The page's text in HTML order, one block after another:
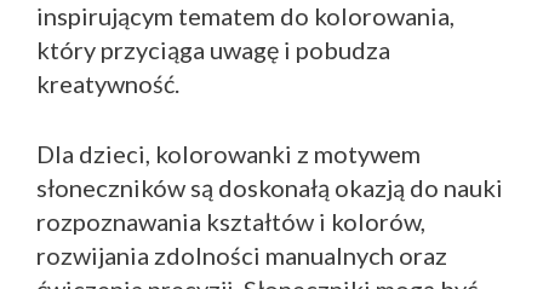
inspirującym tematem do kolorowania,
który przyciąga uwagę i pobudza
kreatywność.
Dla dzieci, kolorowanki z motywem
słoneczników są doskonałą okazją do nauki
rozpoznawania kształtów i kolorów,
rozwijania zdolności manualnych oraz